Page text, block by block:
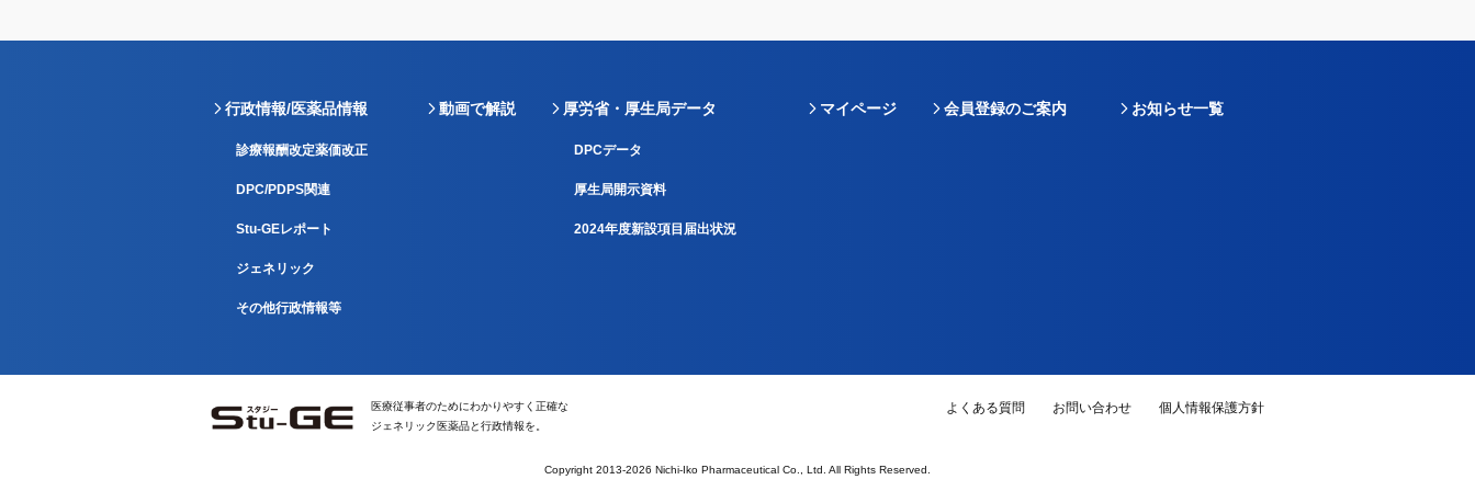
行政情報/医薬品情報
診療報酬改定薬価改正
DPC/PDPS関連
Stu-GEレポート
ジェネリック
その他行政情報等
動画で解説 厚労省・厚生局データ
DPCデータ
厚生局開示資料
2024年度新設項目届出状況
マイページ 会員登録のご案内 お知らせ一覧
よくある質問 お問い合わせ 個人情報保護方針
医療従事者のためにわかりやすく正確な
ジェネリック医薬品と行政情報を。
Copyright 2013-2026 Nichi-Iko Pharmaceutical Co., Ltd. All Rights Reserved.